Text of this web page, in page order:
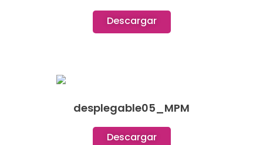
Descargar
desplegable05_MPM
Descargar